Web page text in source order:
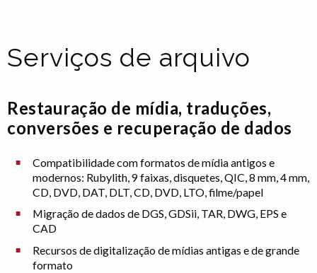
Serviços de arquivo
Restauração de mídia, traduções,
conversões e recuperação de dados
Compatibilidade com formatos de mídia antigos e
modernos: Rubylith, 9 faixas, disquetes, QIC, 8 mm, 4 mm,
CD, DVD, DAT, DLT, CD, DVD, LTO, filme/papel
Migração de dados de DGS, GDSii, TAR, DWG, EPS e
CAD
Recursos de digitalização de mídias antigas e de grande
formato